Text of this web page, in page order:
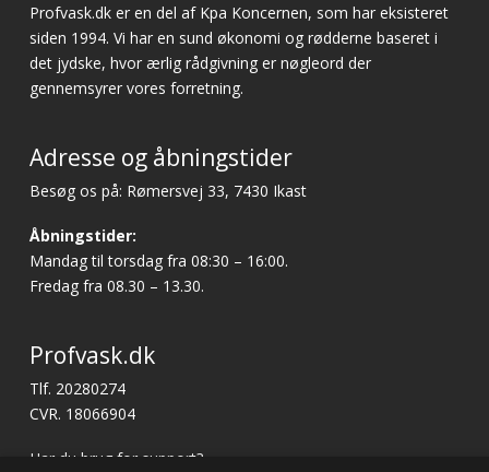
Profvask.dk er en del af Kpa Koncernen, som har eksisteret
siden 1994. Vi har en sund økonomi og rødderne baseret i
det jydske, hvor ærlig rådgivning er nøgleord der
gennemsyrer vores forretning.
Adresse og åbningstider
Besøg os på: Rømersvej 33, 7430 Ikast
Åbningstider:
Mandag til torsdag fra 08:30 – 16:00.
Fredag fra 08.30 – 13.30.
Profvask.dk
Tlf. 20280274
CVR. 18066904
Har du brug for support?